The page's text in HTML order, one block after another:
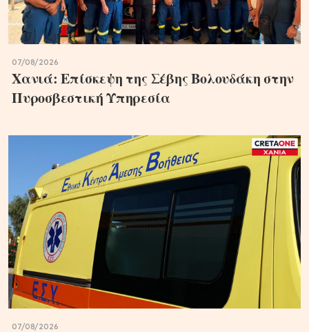
07/08/2026
Χανιά: Επίσκεψη της Σέβης Βολουδάκη στην
Πυροσβεστική Υπηρεσία
07/08/2026